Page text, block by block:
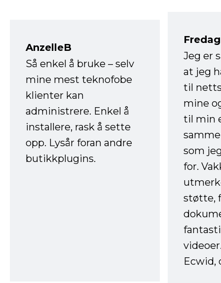
AnzelleB
Så enkel å bruke – selv
mine mest teknofobe
klienter kan
administrere. Enkel å
installere, rask å sette
opp. Lysår foran andre
butikkplugins.
Jeg er
at jeg
til
mine
til min
som
for.
støtte,
Ecwid,